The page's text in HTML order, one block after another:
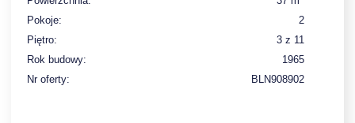
Pokoje:
2
Piętro:
3 z 11
Rok budowy:
1965
Nr oferty:
BLN908902